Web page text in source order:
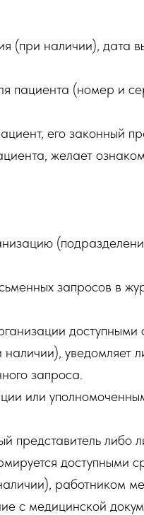
(при наличии), дата
пациента (номер и
его законный
желает
запросов в
доступными
уведомляет
запроса.
или
представитель либо
доступными
работником
с медицинской